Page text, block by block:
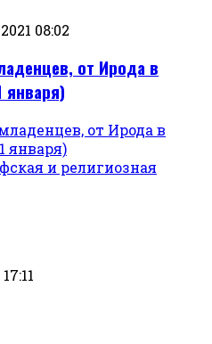
08:02
от Ирода в
января)
и религиозная